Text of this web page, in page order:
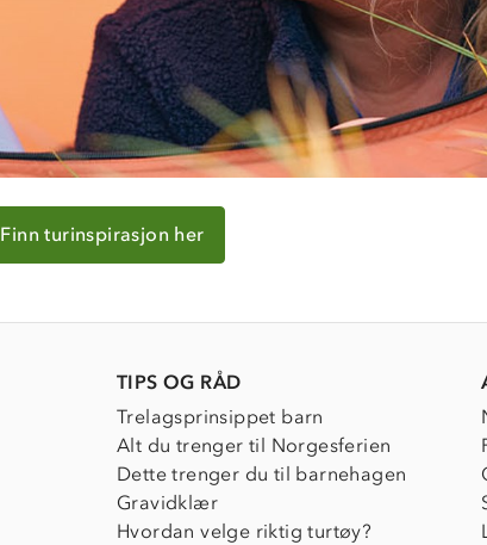
Finn turinspirasjon her
TIPS OG RÅD
Trelagsprinsippet barn
Alt du trenger til Norgesferien
Dette trenger du til barnehagen
Gravidklær
Hvordan velge riktig turtøy?